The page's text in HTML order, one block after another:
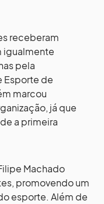
receberam
igualmente
pela
Esporte de
marcou
já que
a primeira
Machado
promovendo um
esporte. Além de